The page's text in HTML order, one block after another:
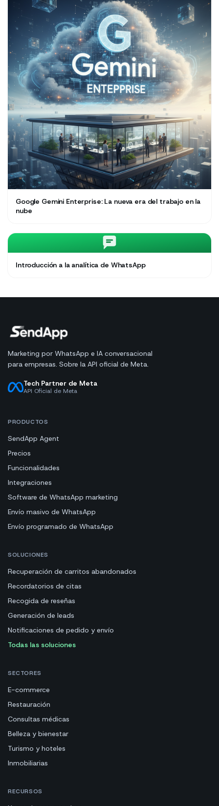
Google Gemini Enterprise: La nueva era del trabajo en la
nube
Introducción a la analítica de WhatsApp
Marketing por WhatsApp e IA conversacional
para empresas. Sobre la API oficial de Meta.
Tech Partner de Meta
API Oficial de Meta
PRODUCTOS
SendApp Agent
Precios
Funcionalidades
Integraciones
Software de WhatsApp marketing
Envío masivo de WhatsApp
Envío programado de WhatsApp
SOLUCIONES
Recuperación de carritos abandonados
Recordatorios de citas
Recogida de reseñas
Generación de leads
Notificaciones de pedido y envío
Todas las soluciones
SECTORES
E-commerce
Restauración
Consultas médicas
Belleza y bienestar
Turismo y hoteles
Inmobiliarias
RECURSOS